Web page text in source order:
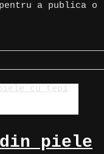
a publica o
din piele